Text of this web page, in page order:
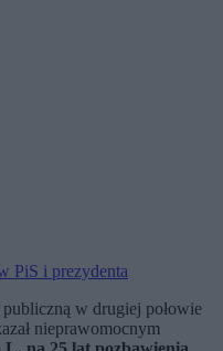
PiS i prezydenta
publiczną w drugiej połowie
nieprawomocnym